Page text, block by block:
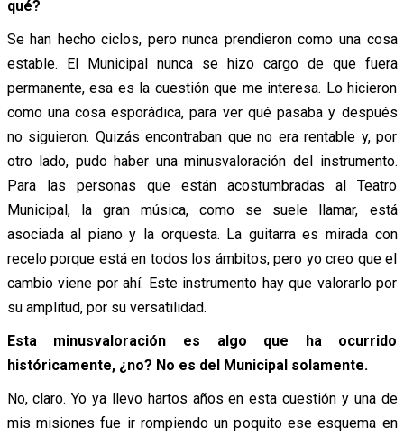
qué?
Se han hecho ciclos, pero nunca prendieron como una cosa
estable. El Municipal nunca se hizo cargo de que fuera
permanente, esa es la cuestión que me interesa. Lo hicieron
como una cosa esporádica, para ver qué pasaba y después
no siguieron. Quizás encontraban que no era rentable y, por
otro lado, pudo haber una minusvaloración del instrumento.
Para las personas que están acostumbradas al Teatro
Municipal, la gran música, como se suele llamar, está
asociada al piano y la orquesta. La guitarra es mirada con
recelo porque está en todos los ámbitos, pero yo creo que el
cambio viene por ahí. Este instrumento hay que valorarlo por
su amplitud, por su versatilidad.
Esta minusvaloración es algo que ha ocurrido
históricamente, ¿no? No es del Municipal solamente.
No, claro. Yo ya llevo hartos años en esta cuestión y una de
mis misiones fue ir rompiendo un poquito ese esquema en